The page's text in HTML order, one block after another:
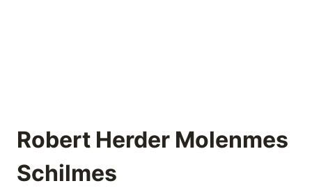
Robert Herder Molenmes
Schilmes